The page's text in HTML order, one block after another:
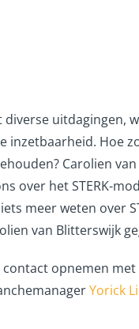
uitdagingen,
inzetbaarheid. Hoe
Carolien
over het STERK-
meer weten over
van Blitterswijk
contact opnemen
Yorick